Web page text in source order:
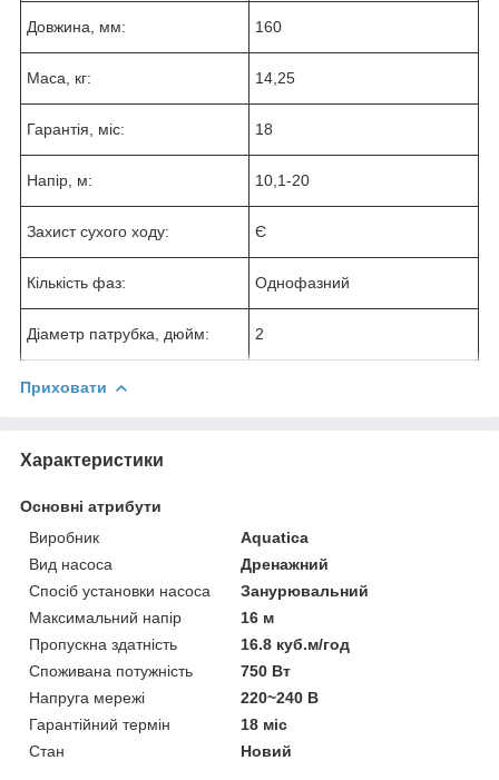
Довжина, мм: 160
Маса, кг: 14,25
Гарантія, міс: 18
Напір, м: 10,1-20
Захист сухого ходу: Є
Кількість фаз: Однофазний
Діаметр патрубка, дюйм: 2
Приховати
Характеристики
Основні атрибути
Виробник
Aquatica
Вид насоса
Дренажний
Спосіб установки насоса
Занурювальний
Максимальний напір
16 м
Пропускна здатність
16.8 куб.м/год
Споживана потужність
750 Вт
Напруга мережі
220~240 В
Гарантійний термін
18 міс
Стан
Новий